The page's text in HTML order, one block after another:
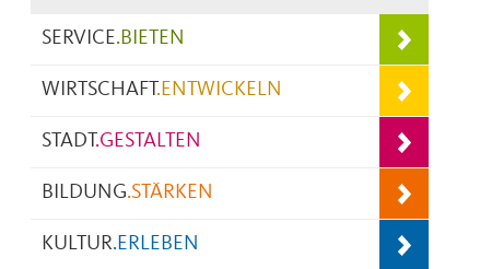
SERVICE.BIETEN
WIRTSCHAFT.ENTWICKELN
STADT.GESTALTEN
BILDUNG.STÄRKEN
KULTUR.ERLEBEN